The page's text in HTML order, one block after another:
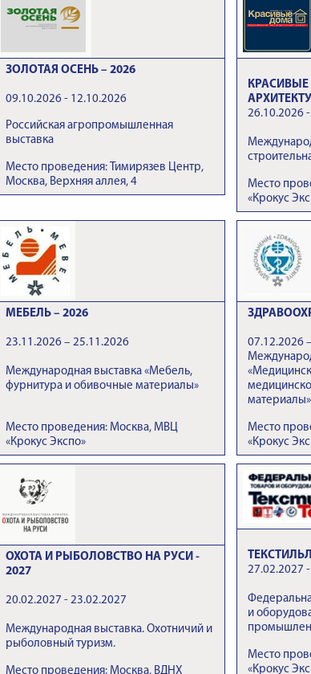
ЗОЛОТАЯ ОСЕНЬ – 2026
09.10.2026 - 12.10.2026
Российская агропромышленная
выставка
Место проведения: Тимирязев Центр,
Москва, Верхняя аллея, 4
26.10.2026
Место
«Крокус
МЕБЕЛЬ – 2026
23.11.2026 – 25.11.2026
Международная выставка «Мебель,
фурнитура и обивочные материалы»
Место проведения: Москва, МВЦ
«Крокус Экспо»
07.12.2026
материалы»
Место
«Крокус
ОХОТА И РЫБОЛОВСТВО НА РУСИ -
2027
20.02.2027 - 23.02.2027
Международная выставка. Охотничий и
рыболовный туризм.
Место проведения: Москва, ВДНХ
27.02.2027
и
Место
«Крокус